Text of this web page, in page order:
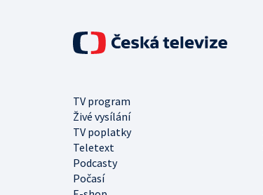
TV program
Živé vysílání
TV poplatky
Teletext
Podcasty
Počasí